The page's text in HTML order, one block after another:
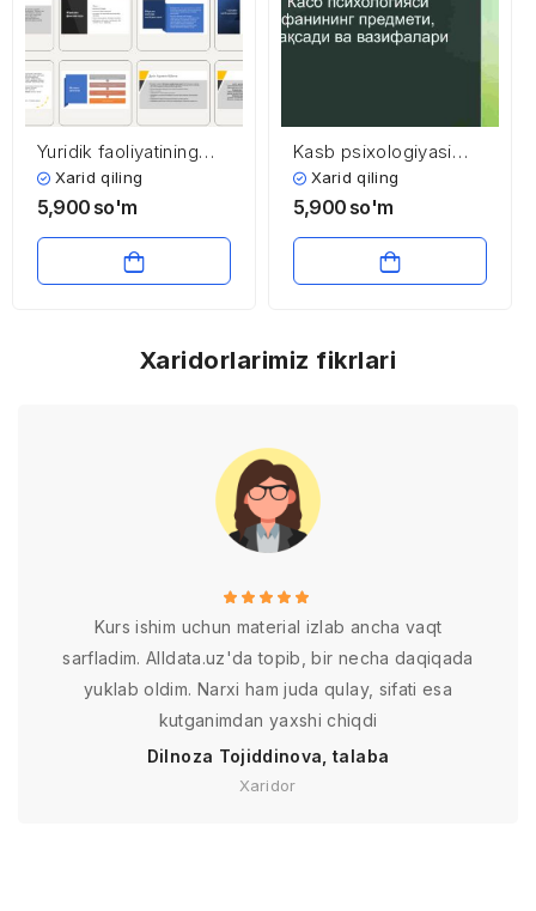
Yuridik faoliyatining
ijtimoiy-psixologik
asoslari
Xarid qiling
5,900 so'm
Kasb psixologiyasi
fanining predmeti,
maqsadi va vazifalari
Xarid qiling
5,900 so'm
Xaridorlarimiz fikrlari
Kurs ishim uchun material izlab ancha vaqt
sarfladim. Alldata.uz'da topib, bir necha daqiqada
yuklab oldim. Narxi ham juda qulay, sifati esa
kutganimdan yaxshi chiqdi
Dilnoza Tojiddinova, talaba
Xaridor